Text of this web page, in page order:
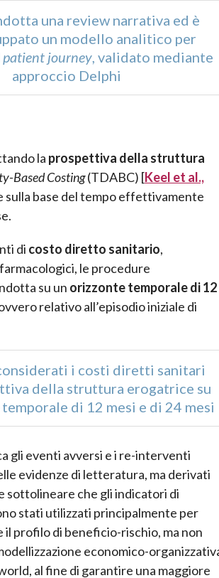
una review narrativa ed è
un modello analitico per
patient journey, validato mediante
approccio Delphi
la prospettiva della struttura
Based Costing(TDABC) [Keel et al.,
sulla base del tempo effettivamente
di costo diretto sanitario,
le procedure
su un orizzonte temporale di 12
relativo all’episodio iniziale di
i costi diretti sanitari
della struttura erogatrice su
di 12 mesi e di 24 mesi
gli eventi avversi e i re-interventi
evidenze di letteratura, ma derivati
sottolineare che gli indicatori di
stati utilizzati principalmente per
profilo di beneficio-rischio, ma non
economico-
al fine di garantire una maggiore